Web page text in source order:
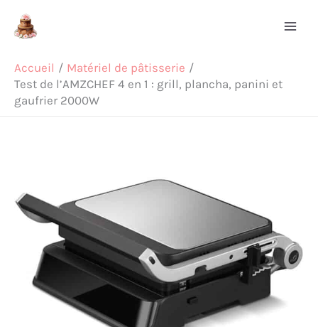
Accueil
Matériel de pâtisserie
Test de l’AMZCHEF 4 en 1 : grill, plancha, panini et
gaufrier 2000W
Rechercher